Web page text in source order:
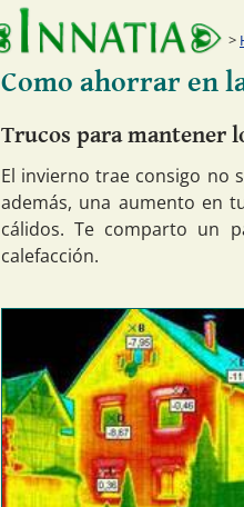
Como ahorrar en
Trucos para mantener
El invierno trae consigo no
además, una aumento en
cálidos. Te comparto un
calefacción.